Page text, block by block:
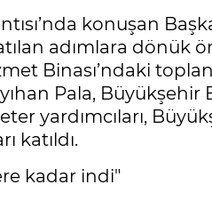
konuşan
adımlara dönük
Binası’ndaki
Pala,
yardımcıları,
katıldı.
kadar indi"